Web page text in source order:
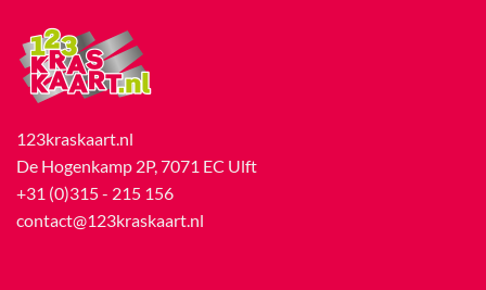
123kraskaart.nl
De Hogenkamp 2P, 7071 EC Ulft
+31 (0)315 - 215 156
contact@123kraskaart.nl